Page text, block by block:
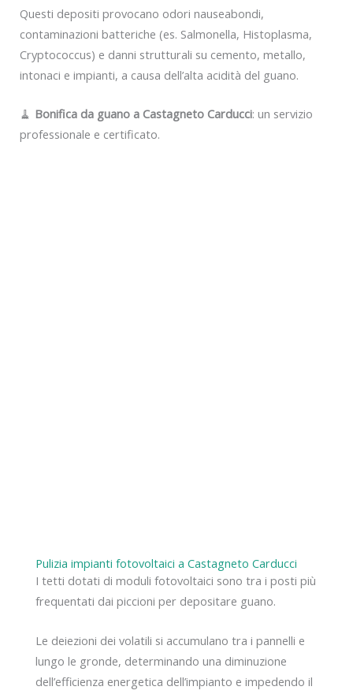
Questi depositi provocano odori nauseabondi,
contaminazioni batteriche (es. Salmonella, Histoplasma,
Cryptococcus) e danni strutturali su cemento, metallo,
intonaci e impianti, a causa dell’alta acidità del guano.
🧹 Bonifica da guano a Castagneto Carducci: un servizio
professionale e certificato.
Pulizia impianti fotovoltaici a Castagneto Carducci
I tetti dotati di moduli fotovoltaici sono tra i posti più
frequentati dai piccioni per depositare guano.
Le deiezioni dei volatili si accumulano tra i pannelli e
lungo le gronde, determinando una diminuzione
dell’efficienza energetica dell’impianto e impedendo il